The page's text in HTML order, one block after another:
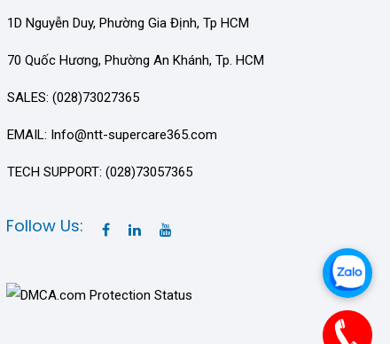
1D Nguyễn Duy, Phường Gia Định, Tp HCM
70 Quốc Hương, Phường An Khánh, Tp. HCM
SALES: (028)73027365
EMAIL: Info@ntt-supercare365.com
TECH SUPPORT: (028)73057365
Follow Us: